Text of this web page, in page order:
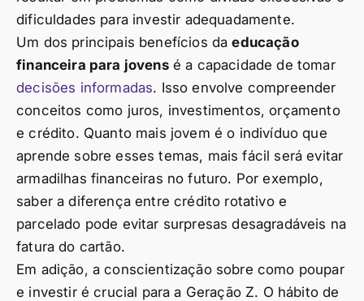
dificuldades para investir adequadamente.
Um dos principais benefícios daeducação
financeira para jovensé a capacidade de tomar
decisões informadas. Isso envolve compreender
conceitos como juros, investimentos, orçamento
e crédito. Quanto mais jovem é o indivíduo que
aprende sobre esses temas, mais fácil será evitar
armadilhas financeiras no futuro. Por exemplo,
saber a diferença entre crédito rotativo e
parcelado pode evitar surpresas desagradáveis na
fatura do cartão.
Em adição, a conscientização sobre como poupar
e investir é crucial para a Geração Z. O hábito de